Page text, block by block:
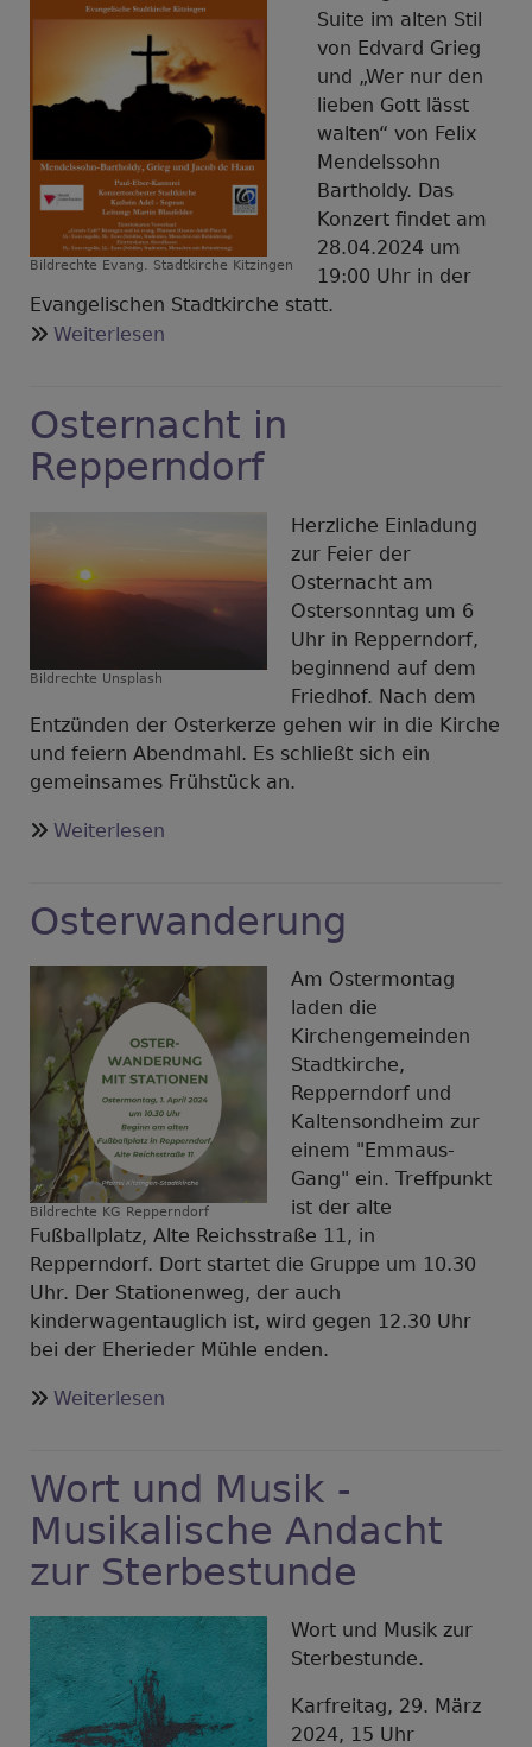
Bildrechte Evang. Stadtkirche Kitzingen
Suite im alten Stil
von Edvard Grieg
und „Wer nur den
lieben Gott lässt
walten“ von Felix
Mendelssohn
Bartholdy. Das
Konzert findet am
28.04.2024 um
19:00 Uhr in der
Evangelischen Stadtkirche statt.
Weiterlesen
Paul-
Eber-
Kantorei
Osternacht in
Repperndorf
Bildrechte Unsplash
Herzliche Einladung
zur Feier der
Osternacht am
Ostersonntag um 6
Uhr in Repperndorf,
beginnend auf dem
Friedhof. Nach dem
Entzünden der Osterkerze gehen wir in die Kirche
und feiern Abendmahl. Es schließt sich ein
gemeinsames Frühstück an.
Weiterlesen
Repperndorf
Osterwanderung
Bildrechte KG Repperndorf
Am Ostermontag
laden die
Kirchengemeinden
Stadtkirche,
Repperndorf und
Kaltensondheim zur
einem "Emmaus-
Gang" ein. Treffpunkt
ist der alte
Fußballplatz, Alte Reichsstraße 11, in
Repperndorf. Dort startet die Gruppe um 10.30
Uhr. Der Stationenweg, der auch
kinderwagentauglich ist, wird gegen 12.30 Uhr
bei der Eherieder Mühle enden.
Weiterlesen
Wort und Musik -
Musikalische Andacht
zur Sterbestunde
Wort und Musik zur
Sterbestunde.
Karfreitag, 29. März
2024, 15 Uhr